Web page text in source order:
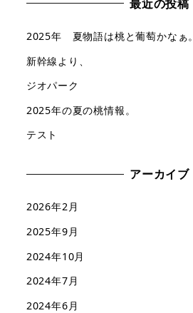
最近の投稿
2025年 夏物語は桃と葡萄かなぁ。
新幹線より、
ジオパーク
2025年の夏の桃情報。
テスト
アーカイブ
2026年2月
2025年9月
2024年10月
2024年7月
2024年6月